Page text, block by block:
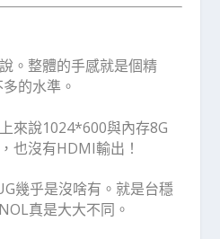
。整體的手感就是個精
的水準。
來說1024*600與內存8G
也沒有HDMI輸出！
幾乎是沒啥有。就是台穩
真是大大不同。